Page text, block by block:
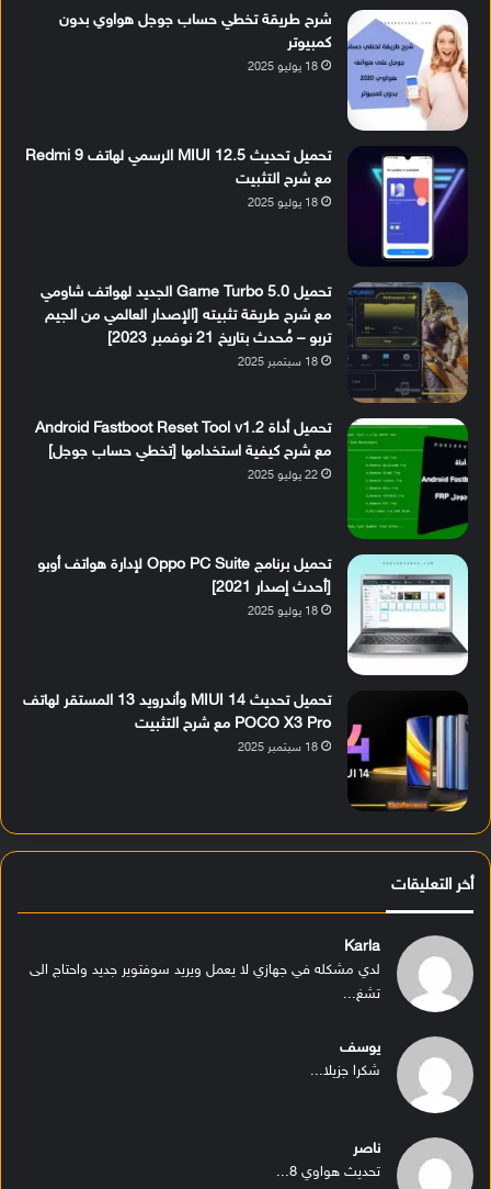
شرح طريقة تخطي حساب جوجل هواوي بدون
كمبيوتر
18 يوليو 2025
تحميل تحديث MIUI 12.5 الرسمي لهاتف Redmi 9
مع شرح التثبيت
18 يوليو 2025
تحميل Game Turbo 5.0 الجديد لهواتف شاومي
مع شرح طريقة تثبيته [الإصدار العالمي من الجيم
تربو – مُحدث بتاريخ 21 نوفمبر 2023]
18 سبتمبر 2025
تحميل أداة Android Fastboot Reset Tool v1.2
مع شرح كيفية استخدامها [تخطي حساب جوجل]
22 يوليو 2025
تحميل برنامج Oppo PC Suite لإدارة هواتف أوبو
[أحدث إصدار 2021]
18 يوليو 2025
تحميل تحديث MIUI 14 وأندرويد 13 المستقر لهاتف
POCO X3 Pro مع شرح التثبيت
18 سبتمبر 2025
أخر التعليقات
Karla
لدي مشكله في جهازي لا يعمل ويريد سوفتوير جديد واحتاج الى
تشغ...
يوسف
شكرا جزيلا...
ناصر
تحديث هواوي 8...